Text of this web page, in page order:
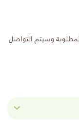
وسيتم التواصل